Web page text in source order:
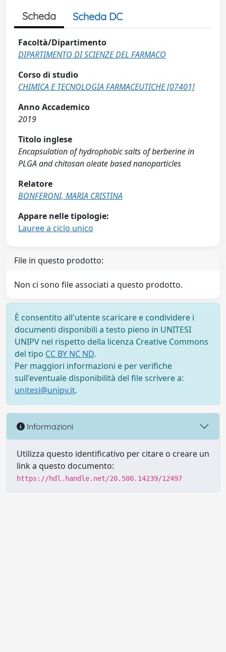
Scheda Scheda DC
Facoltà/Dipartimento
DIPARTIMENTO DI SCIENZE DEL FARMACO
Corso di studio
CHIMICA E TECNOLOGIA FARMACEUTICHE [07401]
Anno Accademico
2019
Titolo inglese
Encapsulation of hydrophobic salts of berberine in
PLGA and chitosan oleate based nanoparticles
Relatore
BONFERONI, MARIA CRISTINA
Appare nelle tipologie:
Lauree a ciclo unico
File in questo prodotto:
Non ci sono file associati a questo prodotto.
È consentito all'utente scaricare e condividere i
documenti disponibili a testo pieno in UNITESI
UNIPV nel rispetto della licenza Creative Commons
del tipo CC BY NC ND.
Per maggiori informazioni e per verifiche
sull'eventuale disponibilità del file scrivere a:
unitesi@unipv.it.
Informazioni
Utilizza questo identificativo per citare o creare un
link a questo documento:
https://hdl.handle.net/20.500.14239/12497